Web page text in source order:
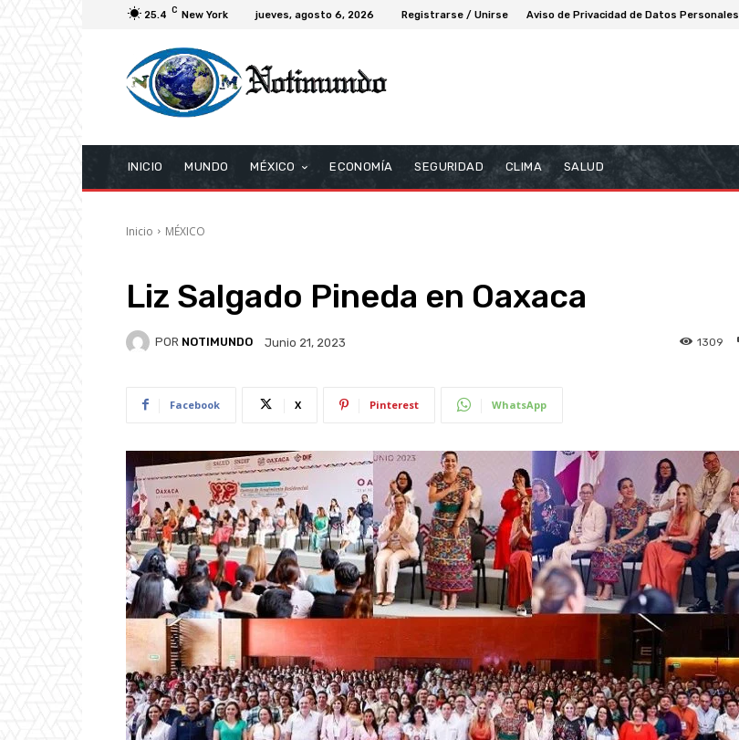
25.4 C New York jueves, agosto 6, 2026 Registrarse / Unirse Aviso de Privacidad de Datos Personales
INICIO MUNDO MÉXICO ECONOMÍA SEGURIDAD CLIMA SALUD
Inicio MÉXICO
Liz Salgado Pineda en Oaxaca
POR NOTIMUNDO Junio 21, 2023 1309
Facebook X Pinterest WhatsApp